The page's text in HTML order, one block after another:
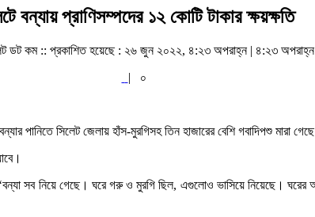
বন্যায় প্রাণিসম্পদের ১২ কোটি টাকার ক্ষয়ক্ষতি
ডট কম :: প্রকাশিত হয়েছে : ২৬ জুন ২০২২, ৪:২৩ অপরাহ্ন | ৪:২৩ অপরাহ্ন
|
০
পানিতে সিলেট জেলায় হাঁস-মুরগিসহ তিন হাজারের বেশি গবাদিপশু মারা
সব নিয়ে গেছে। ঘরে গরু ও মুরগি ছিল, এগুলোও ভাসিয়ে নিয়েছে।